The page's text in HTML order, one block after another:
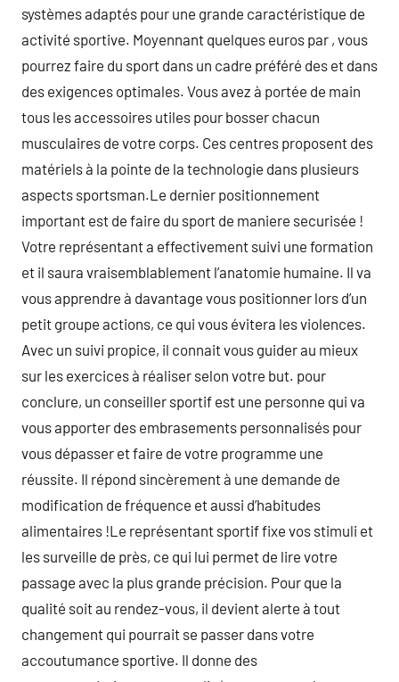
systèmes adaptés pour une grande caractéristique de
activité sportive. Moyennant quelques euros par , vous
pourrez faire du sport dans un cadre préféré des et dans
des exigences optimales. Vous avez à portée de main
tous les accessoires utiles pour bosser chacun
musculaires de votre corps. Ces centres proposent des
matériels à la pointe de la technologie dans plusieurs
aspects sportsman.Le dernier positionnement
important est de faire du sport de maniere securisée !
Votre représentant a effectivement suivi une formation
et il saura vraisemblablement l’anatomie humaine. Il va
vous apprendre à davantage vous positionner lors d’un
petit groupe actions, ce qui vous évitera les violences.
Avec un suivi propice, il connait vous guider au mieux
sur les exercices à réaliser selon votre but. pour
conclure, un conseiller sportif est une personne qui va
vous apporter des embrasements personnalisés pour
vous dépasser et faire de votre programme une
réussite. Il répond sincèrement à une demande de
modification de fréquence et aussi d’habitudes
alimentaires !Le représentant sportif fixe vos stimuli et
les surveille de près, ce qui lui permet de lire votre
passage avec la plus grande précision. Pour que la
qualité soit au rendez-vous, il devient alerte à tout
changement qui pourrait se passer dans votre
accoutumance sportive. Il donne des